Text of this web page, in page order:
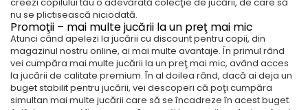
nu se plictisească niciodată.
Promoţii – mai multe jucării la un preţ mai mic
Atunci când apelezi la jucării cu discount pentru copii, din
magazinul nostru online, ai mai multe avantaje. În primul rând
vei cumpăra mai multe jucării la un preţ mai mic, având acces
la jucării de calitate premium. În al doilea rând, dacă ai deja un
buget stabilit pentru jucării, vei descoperi că poţi cumpăra
simultan mai multe jucării care să se încadreze în acest buget.